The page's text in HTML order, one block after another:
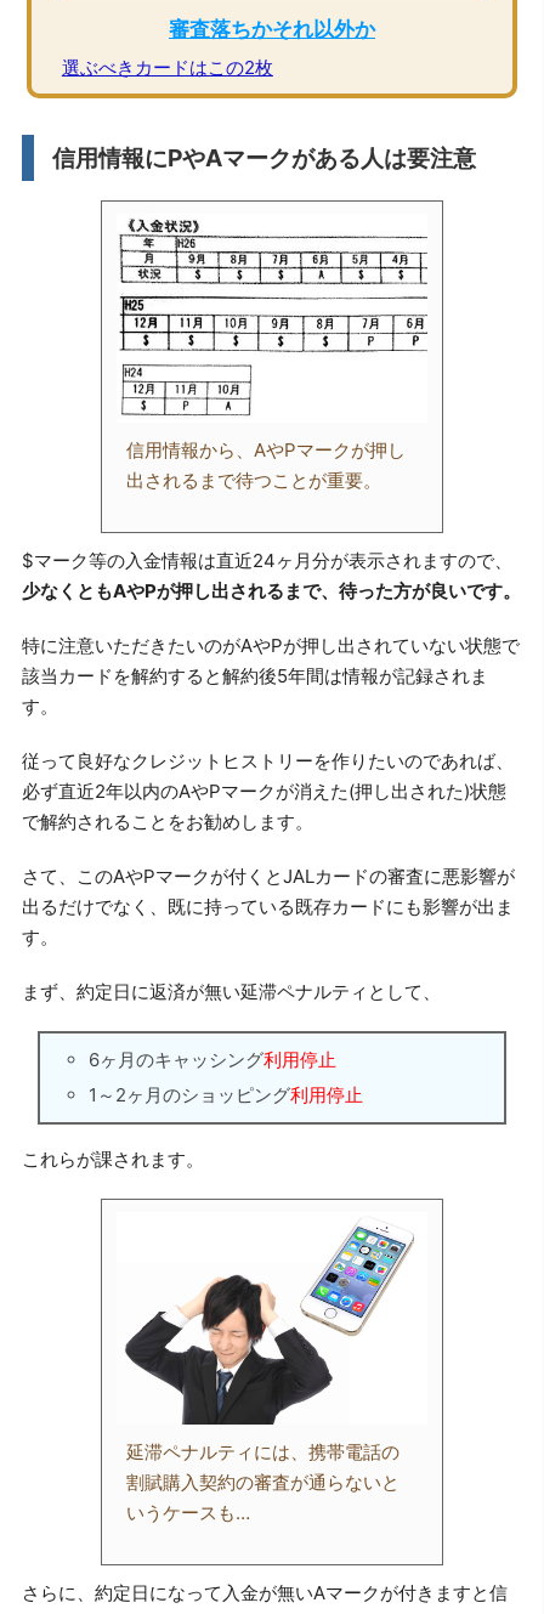
審査落ちかそれ以外か
選ぶべきカードはこの2枚
信用情報にPやAマークがある人は要注意
信用情報から、AやPマークが押し
出されるまで待つことが重要。
$マーク等の入金情報は直近24ヶ月分が表示されますので、
少なくともAやPが押し出されるまで、待った方が良いです。
特に注意いただきたいのがAやPが押し出されていない状態で
該当カードを解約すると解約後5年間は情報が記録されま
す。
従って良好なクレジットヒストリーを作りたいのであれば、
必ず直近2年以内のAやPマークが消えた(押し出された)状態
で解約されることをお勧めします。
さて、このAやPマークが付くとJALカードの審査に悪影響が
出るだけでなく、既に持っている既存カードにも影響が出ま
す。
まず、約定日に返済が無い延滞ペナルティとして、
6ヶ月のキャッシング利用停止
1～2ヶ月のショッピング利用停止
これらが課されます。
延滞ペナルティには、携帯電話の
割賦購入契約の審査が通らないと
いうケースも…
さらに、約定日になって入金が無いAマークが付きますと信